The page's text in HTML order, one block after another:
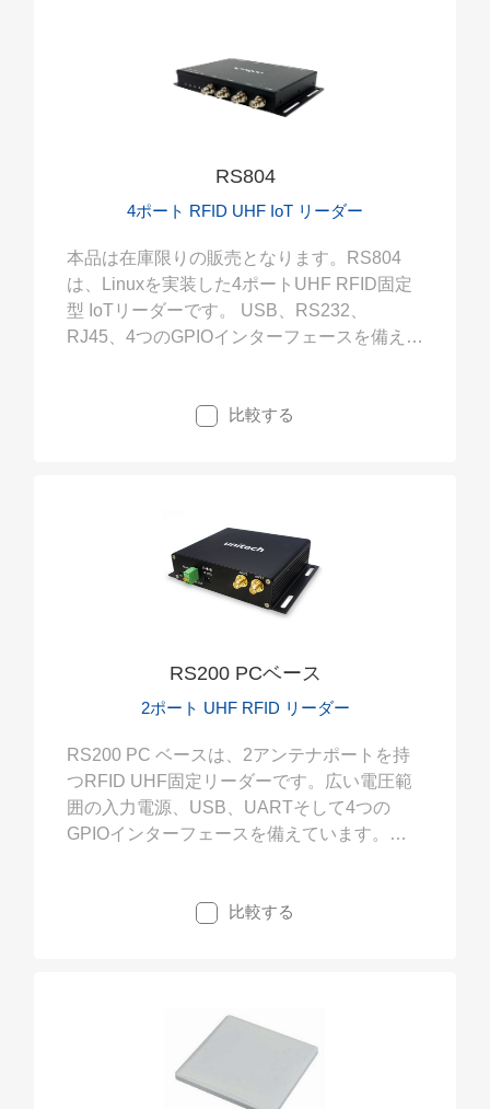
RS804
4ポート RFID UHF IoT リーダー
本品は在庫限りの販売となります。RS804
は、Linuxを実装した4ポートUHF RFID固定
型 IoTリーダーです。 USB、RS232、
RJ45、4つのGPIOインターフェースを備え、
比較する
RS200 PCベース
2ポート UHF RFID リーダー
RS200 PC ベースは、2アンテナポートを持
つRFID UHF固定リーダーです。広い電圧範
囲の入力電源、USB、UARTそして4つの
GPIOインターフェースを備えています。コ
フロー制御にも適しています。
比較する